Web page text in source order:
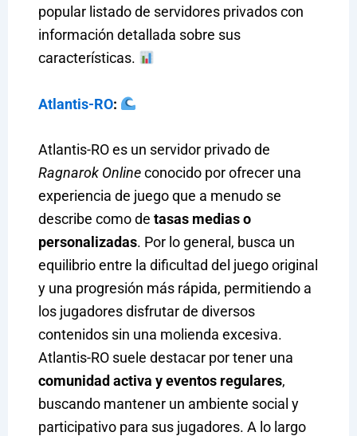
popular listado de servidores privados con
información detallada sobre sus
características.
Atlantis-RO:
Atlantis-RO es un servidor privado de
Ragnarok Onlineconocido por ofrecer una
experiencia de juego que a menudo se
describe como de tasas medias o
personalizadas. Por lo general, busca un
equilibrio entre la dificultad del juego original
y una progresión más rápida, permitiendo a
los jugadores disfrutar de diversos
contenidos sin una molienda excesiva.
Atlantis-RO suele destacar por tener una
comunidad activa y eventos regulares,
buscando mantener un ambiente social y
participativo para sus jugadores. A lo largo